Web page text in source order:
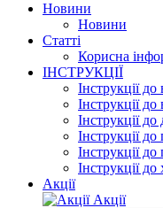
Новини
Новини
Статті
Корисна
ІНСТРУКЦІЇ
Інструкції
Інструкції
Інструкції
Інструкції
Інструкції
Інструкції
Акції
Акції